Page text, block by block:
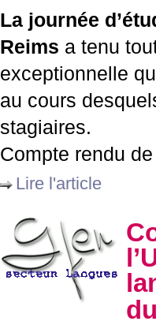
La journée
Reims a tenu
exceptionnelle
au cours
stagiaires.
Compte rendu
Lire l'article